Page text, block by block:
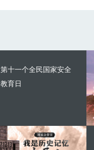
第十一个全民国家安全
教育日